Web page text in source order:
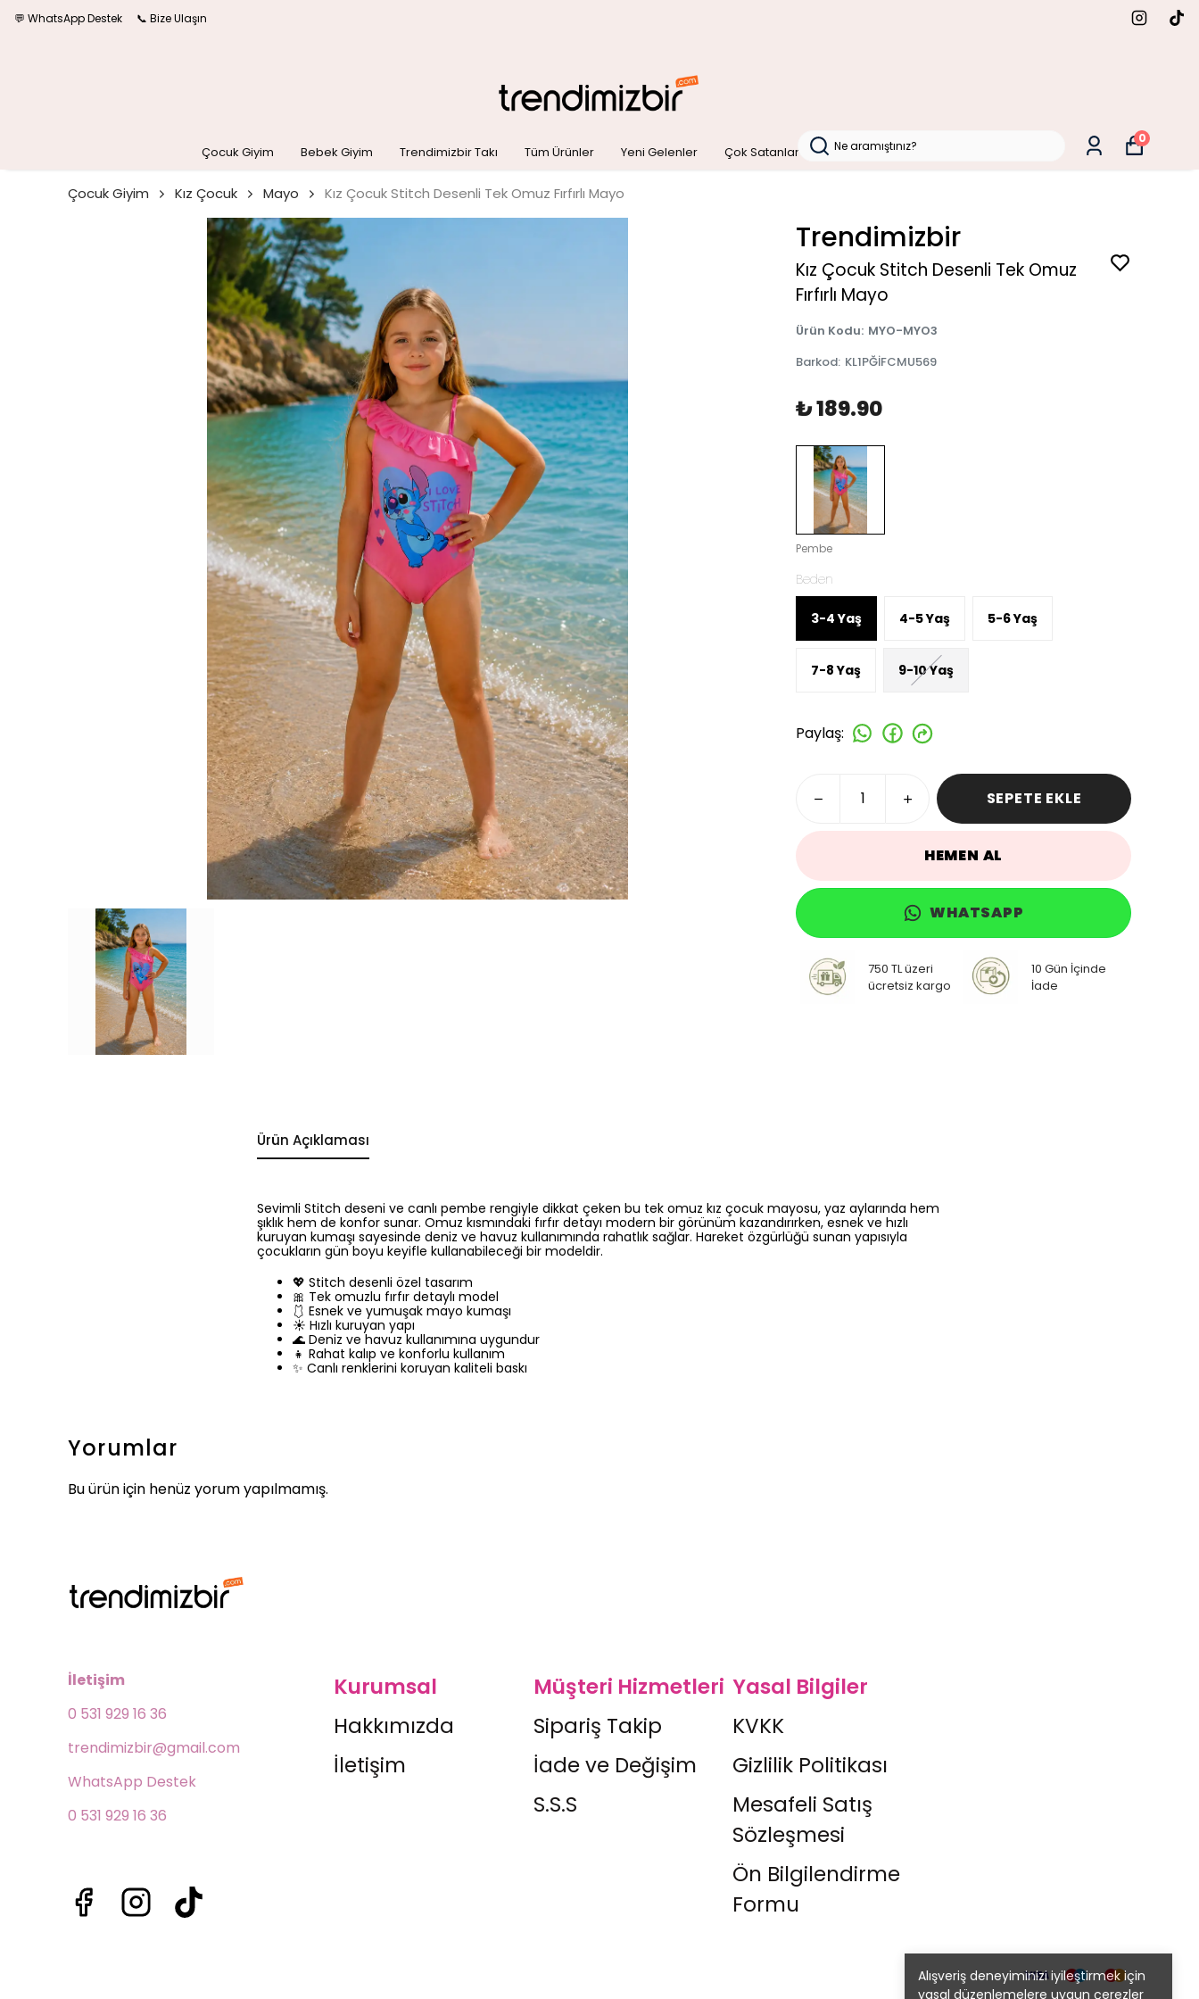
💬 WhatsApp Destek 📞 Bize Ulaşın
Çocuk Giyim Bebek Giyim Trendimizbir Takı Tüm Ürünler Yeni Gelenler Çok Satanlar 📞 İletişim 📦 Sipariş Takibi
0
Alışveriş deneyiminizi iyileştirmek için
yasal düzenlemelere uygun çerezler
Çocuk Giyim Kız Çocuk Mayo Kız Çocuk Stitch Desenli Tek Omuz Fırfırlı Mayo
Trendimizbir
Kız Çocuk Stitch Desenli Tek Omuz
Fırfırlı Mayo
Ürün Kodu: MYO-MYO3
Barkod: KL1PĞİFCMU569
₺ 189.90
Pembe
Beden
3-4 Yaş 4-5 Yaş 5-6 Yaş
7-8 Yaş 9-10 Yaş
Paylaş:
SEPETE EKLE
HEMEN AL
WHATSAPP
750 TL üzeri
ücretsiz kargo
10 Gün İçinde
İade
Ürün Açıklaması
Sevimli Stitch deseni ve canlı pembe rengiyle dikkat çeken bu tek omuz kız çocuk mayosu, yaz aylarında hem
şıklık hem de konfor sunar. Omuz kısmındaki fırfır detayı modern bir görünüm kazandırırken, esnek ve hızlı
kuruyan kumaşı sayesinde deniz ve havuz kullanımında rahatlık sağlar. Hareket özgürlüğü sunan yapısıyla
çocukların gün boyu keyifle kullanabileceği bir modeldir.
💖 Stitch desenli özel tasarım
🎀 Tek omuzlu fırfır detaylı model
🩱 Esnek ve yumuşak mayo kumaşı
☀️ Hızlı kuruyan yapı
🌊 Deniz ve havuz kullanımına uygundur
👧 Rahat kalıp ve konforlu kullanım
✨ Canlı renklerini koruyan kaliteli baskı
Yorumlar
Bu ürün için henüz yorum yapılmamış.
Kurumsal
Hakkımızda
İletişim
Müşteri Hizmetleri
Sipariş Takip
İade ve Değişim
S.S.S
Yasal Bilgiler
KVKK
Gizlilik Politikası
Mesafeli Satış
Sözleşmesi
Ön Bilgilendirme
Formu
İletişim
0 531 929 16 36
trendimizbir@gmail.com
WhatsApp Destek
0 531 929 16 36